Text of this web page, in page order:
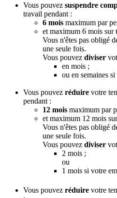
Vous pouvez suspendre
travail pendant :
6 mois maximum par
et maximum 6 mois sur
Vous n'êtes pas obligé
une seule fois.
Vous pouvez diviser
en mois ;
ou en semaines
Vous pouvez réduire votre
pendant :
12 mois maximum par
et maximum 12 mois
Vous n'êtes pas obligé
une seule fois.
Vous pouvez diviser
2 mois ;
ou
1 mois si votre
Vous pouvez réduire votre